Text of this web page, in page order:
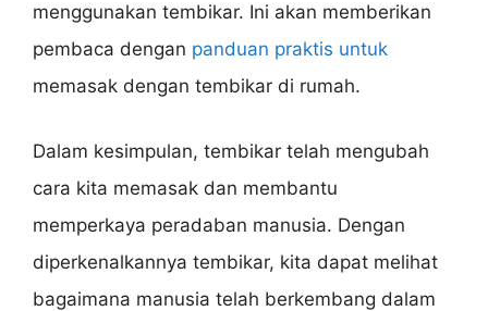
menggunakan tembikar. Ini akan memberikan
pembaca dengan panduan praktis untuk
memasak dengan tembikar di rumah.
Dalam kesimpulan, tembikar telah mengubah
cara kita memasak dan membantu
memperkaya peradaban manusia. Dengan
diperkenalkannya tembikar, kita dapat melihat
bagaimana manusia telah berkembang dalam